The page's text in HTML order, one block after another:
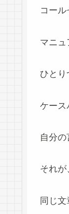
コール
マニュ
ひとり
ケース
自分の
それ
同じ